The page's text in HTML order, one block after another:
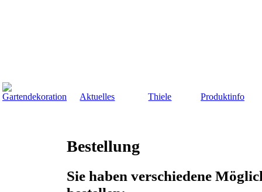
Aktuelles Thiele Produktinfo
Bestellung
Sie haben verschiedene